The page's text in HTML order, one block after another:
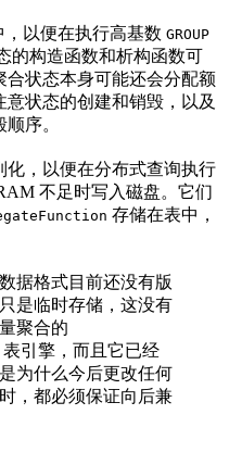
，以便在执行高基数 GROUP
的构造函数和析构函数可
状态本身可能还会分配额
状态的创建和销毁，以及
序。
，以便在分布式查询执行
不足时写入磁盘。它们
存储在表中，
据格式目前还没有版
是临时存储，这没有
聚合的
表引擎，而且它已经
为什么今后更改任何
，都必须保证向后兼